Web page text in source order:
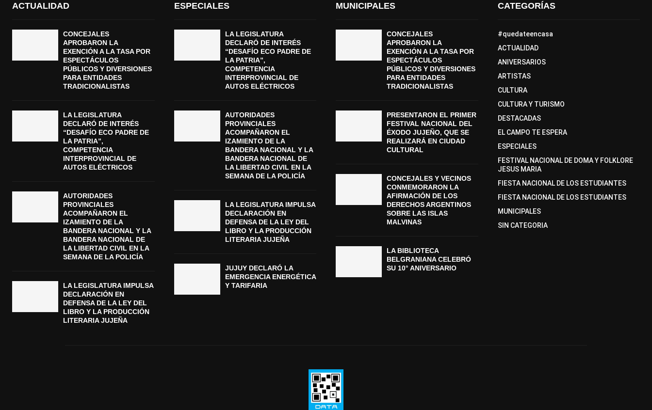
ACTUALIDAD
CONCEJALES
APROBARON LA
EXENCIÓN A LA TASA POR
ESPECTÁCULOS
PÚBLICOS Y DIVERSIONES
PARA ENTIDADES
TRADICIONALISTAS
LA LEGISLATURA
DECLARÓ DE INTERÉS
“DESAFÍO ECO PADRE DE
LA PATRIA”,
COMPETENCIA
INTERPROVINCIAL DE
AUTOS ELÉCTRICOS
AUTORIDADES
PROVINCIALES
ACOMPAÑARON EL
IZAMIENTO DE LA
BANDERA NACIONAL Y LA
BANDERA NACIONAL DE
LA LIBERTAD CIVIL EN LA
SEMANA DE LA POLICÍA
LA LEGISLATURA IMPULSA
DECLARACIÓN EN
DEFENSA DE LA LEY DEL
LIBRO Y LA PRODUCCIÓN
LITERARIA JUJEÑA
ESPECIALES
LA LEGISLATURA
DECLARÓ DE INTERÉS
“DESAFÍO ECO PADRE DE
LA PATRIA”,
COMPETENCIA
INTERPROVINCIAL DE
AUTOS ELÉCTRICOS
AUTORIDADES
PROVINCIALES
ACOMPAÑARON EL
IZAMIENTO DE LA
BANDERA NACIONAL Y LA
BANDERA NACIONAL DE
LA LIBERTAD CIVIL EN LA
SEMANA DE LA POLICÍA
LA LEGISLATURA IMPULSA
DECLARACIÓN EN
DEFENSA DE LA LEY DEL
LIBRO Y LA PRODUCCIÓN
LITERARIA JUJEÑA
JUJUY DECLARÓ LA
EMERGENCIA ENERGÉTICA
Y TARIFARIA
MUNICIPALES
CONCEJALES
APROBARON LA
EXENCIÓN A LA TASA POR
ESPECTÁCULOS
PÚBLICOS Y DIVERSIONES
PARA ENTIDADES
TRADICIONALISTAS
PRESENTARON EL PRIMER
FESTIVAL NACIONAL DEL
ÉXODO JUJEÑO, QUE SE
REALIZARÁ EN CIUDAD
CULTURAL
CONCEJALES Y VECINOS
CONMEMORARON LA
AFIRMACIÓN DE LOS
DERECHOS ARGENTINOS
SOBRE LAS ISLAS
MALVINAS
LA BIBLIOTECA
BELGRANIANA CELEBRÓ
SU 10° ANIVERSARIO
CATEGORÍAS
#quedateencasa
ACTUALIDAD
ANIVERSARIOS
ARTISTAS
CULTURA
CULTURA Y TURISMO
DESTACADAS
EL CAMPO TE ESPERA
ESPECIALES
FESTIVAL NACIONAL DE DOMA Y FOLKLORE
JESUS MARIA
FIESTA NACIONAL DE LOS ESTUDIANTES
FIESTA NACIONAL DE LOS ESTUDIANTES
MUNICIPALES
SIN CATEGORIA